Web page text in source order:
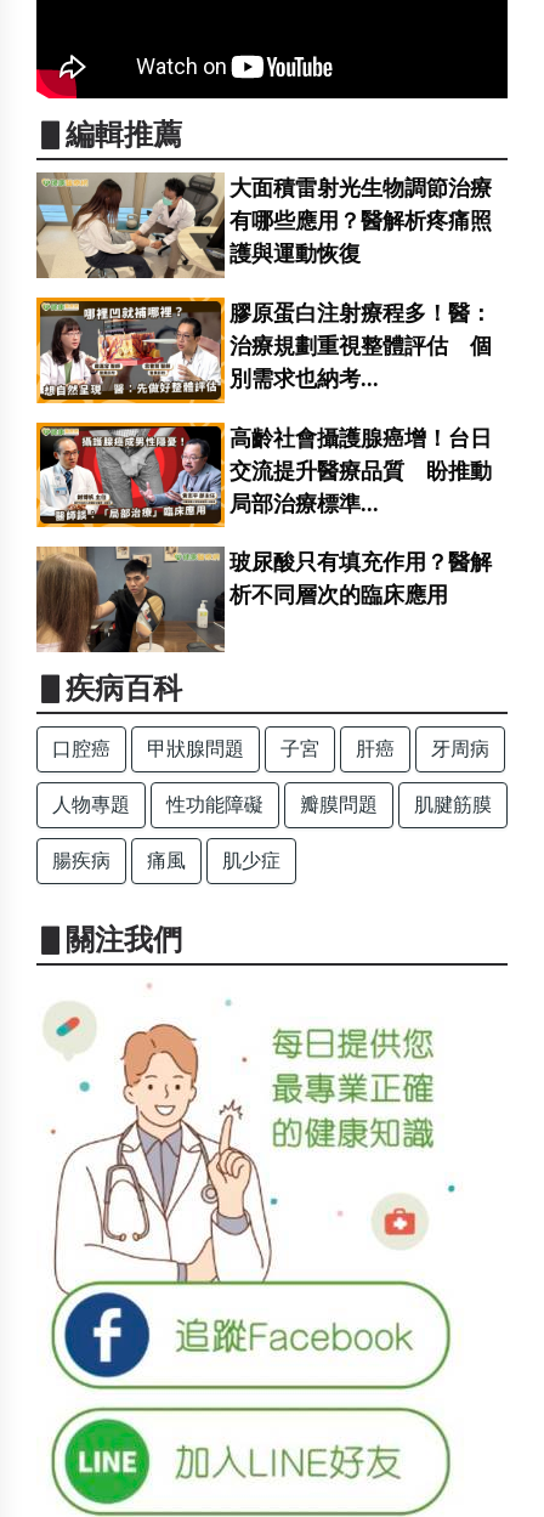
▋編輯推薦
大面積雷射光生物調節治療
有哪些應用？醫解析疼痛照
護與運動恢復
膠原蛋白注射療程多！醫：
治療規劃重視整體評估 個
別需求也納考...
高齡社會攝護腺癌增！台日
交流提升醫療品質 盼推動
局部治療標準...
玻尿酸只有填充作用？醫解
析不同層次的臨床應用
▋疾病百科
口腔癌 甲狀腺問題 子宮 肝癌 牙周病
人物專題 性功能障礙 瓣膜問題 肌腱筋膜
腸疾病 痛風 肌少症
▋關注我們